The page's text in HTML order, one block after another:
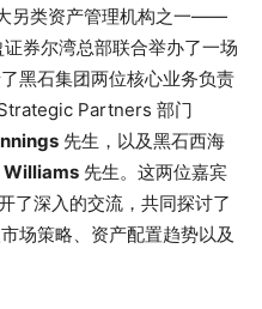
另类资产管理机构之一——
券尔湾总部联合举办了一场
黑石集团两位核心业务负责
Partners 部门
先生，以及黑石西海
Williams 先生。这两位嘉宾
了深入的交流，共同探讨了
场策略、资产配置趋势以及